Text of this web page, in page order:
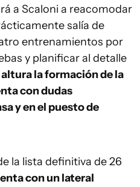
a Scaloni a reacomodar
salía de
entrenamientos por
y planificar al detalle
altura la formación de la
con dudas
y en el puesto de
la lista definitiva de 26
con un lateral